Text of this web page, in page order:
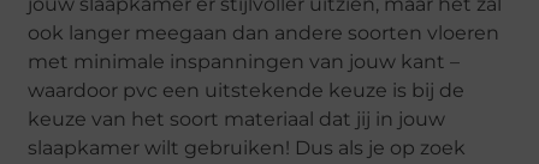
jouw slaapkamer er stijlvoller uitzien, maar het zal
ook langer meegaan dan andere soorten vloeren
met minimale inspanningen van jouw kant –
waardoor pvc een uitstekende keuze is bij de
keuze van het soort materiaal dat jij in jouw
slaapkamer wilt gebruiken! Dus als je op zoek